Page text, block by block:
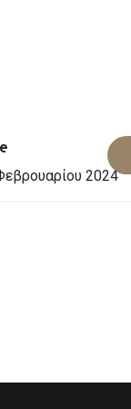
ΕΠΙΚΟΙΝΩΝΙΑ
2024